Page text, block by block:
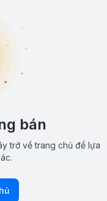
bán
trở về trang chủ để lựa